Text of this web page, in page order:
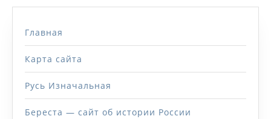
Главная
Карта сайта
Русь Изначальная
Береста — сайт об истории России